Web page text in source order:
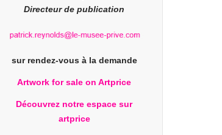
Directeur de publication
sur rendez-vous à la demande
Artwork for sale on Artprice
Découvrez notre espace sur
artprice